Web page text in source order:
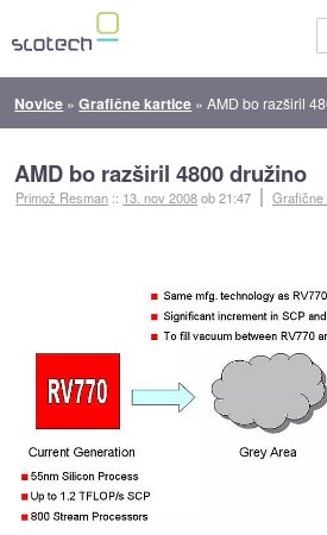
Novice »Grafične kartice »AMD bo razširil
AMD bo razširil 4800 družino
Primož Resman :: 13. nov 2008ob 21:47 Grafične